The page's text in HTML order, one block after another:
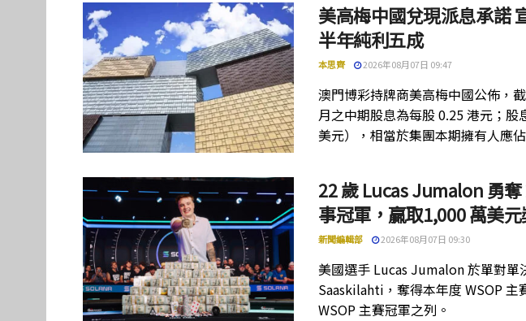
美高梅中國兌現派息承諾
半年純利五成
本思齊 2026年08月07日 09:47
澳門博彩持牌商美高梅中國公佈，
月之中期股息為每股 0.25 港元；
美元），相當於集團本期擁有人應
22 歲 Lucas Jumalon 勇奪
事冠軍，贏取1,000 萬美
新聞編輯部 2026年08月07日 09:30
美國選手 Lucas Jumalon 於單對單
Saaskilahti，奪得本年度 WSOP 主
WSOP 主賽冠軍之列。